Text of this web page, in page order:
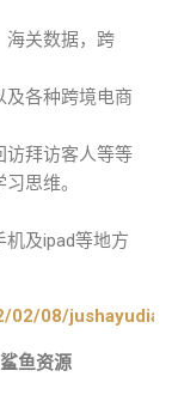
海关数据，跨
及各种跨境电商
访拜访客人等等
思维。
及ipad等地方
02/08/
鱼资源